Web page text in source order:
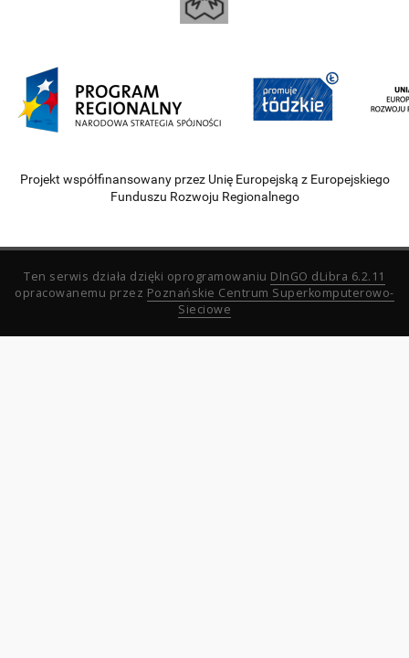
Projekt współfinansowany przez Unię Europejską z Europejskiego
Funduszu Rozwoju Regionalnego
Ten serwis działa dzięki oprogramowaniu DInGO dLibra 6.2.11
opracowanemu przez Poznańskie Centrum Superkomputerowo-
Sieciowe